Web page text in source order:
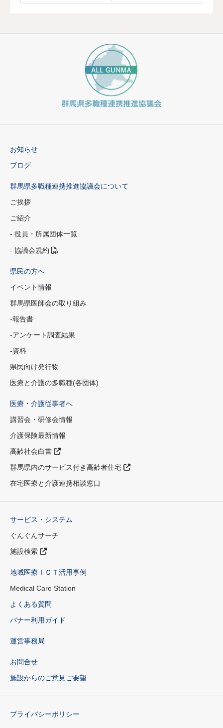
お知らせ
ブログ
群馬県多職種連携推進協議会について
ご挨拶
ご紹介
- 役員・所属団体一覧
- 協議会規約
県民の方へ
イベント情報
群馬県医師会の取り組み
-報告書
-アンケート調査結果
-資料
県民向け発行物
医療と介護の多職種(各団体)
医療・介護従事者へ
講習会・研修会情報
介護保険最新情報
高齢社会白書
群馬県内のサービス付き高齢者住宅
在宅医療と介護連携相談窓口
サービス・システム
ぐんぐんサーチ
施設検索
地域医療ＩＣＴ活用事例
Medical Care Station
よくある質問
バナー利用ガイド
運営事務局
お問合せ
施設からのご意見ご要望
プライバシーポリシー